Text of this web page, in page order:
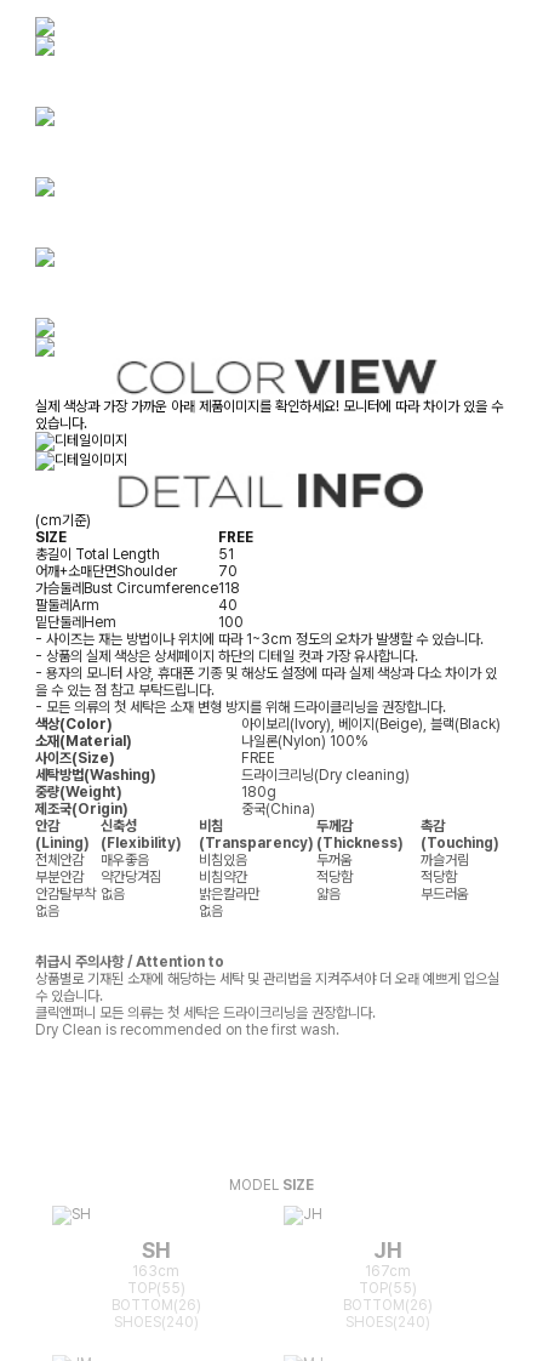
실제 색상과 가장 가까운 아래 제품이미지를 확인하세요! 모니터에 따라 차이가 있을 수
있습니다.
(cm기준)
SIZE
FREE
총길이 Total Length
51
어깨+소매단면Shoulder
70
가슴둘레Bust Circumference118
팔둘레Arm
40
밑단둘레Hem
100
- 사이즈는 재는 방법이나 위치에 따라 1~3cm 정도의 오차가 발생할 수 있습니다.
- 상품의 실제 색상은 상세페이지 하단의 디테일 컷과 가장 유사합니다.
- 용자의 모니터 사양, 휴대폰 기종 및 해상도 설정에 따라 실제 색상과 다소 차이가 있
을 수 있는 점 참고 부탁드립니다.
- 모든 의류의 첫 세탁은 소재 변형 방지를 위해 드라이클리닝을 권장합니다.
색상(Color)
아이보리(Ivory), 베이지(Beige), 블랙(Black)
소재(Material)
나일론(Nylon) 100%
사이즈(Size)
FREE
세탁방법(Washing)
드라이크리닝(Dry cleaning)
중량(Weight)
180g
제조국(Origin)
중국(China)
안감
(Lining)
신축성
(Flexibility)
비침
(Transparency)
두께감
(Thickness)
촉감
(Touching)
전체안감
매우좋음 비침있음 두꺼움
까슬거림
부분안감
약간당겨짐 비침약간 적당함
적당함
안감탈부착 없음 밝은칼라만 얇음
부드러움
없음
없음
취급시 주의사항 / Attention to
상품별로 기재된 소재에 해당하는 세탁 및 관리법을 지켜주셔야 더 오래 예쁘게 입으실
수 있습니다.
클릭앤퍼니 모든 의류는 첫 세탁은 드라이크리닝을 권장합니다.
Dry Clean is recommended on the first wash.
MODEL SIZE
SH
163cm
TOP(55)
BOTTOM(26)
SHOES(240)
JH
167cm
TOP(55)
BOTTOM(26)
SHOES(240)